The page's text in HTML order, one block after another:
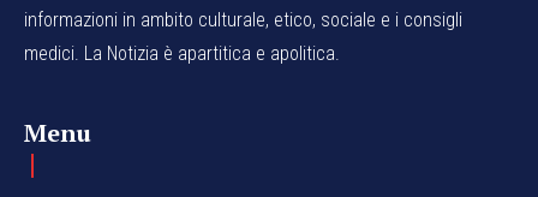
informazioni in ambito culturale, etico, sociale e i consigli
medici. La Notizia è apartitica e apolitica.
Menu